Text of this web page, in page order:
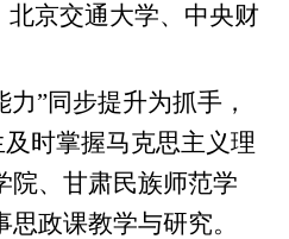
京交通大学、中央财
”同步提升为抓手，
时掌握马克思主义理
院、甘肃民族师范学
政课教学与研究。